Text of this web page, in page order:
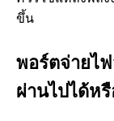
ขึ้น
พอร์ตจ่ายไ
ผ่านไปได้ห